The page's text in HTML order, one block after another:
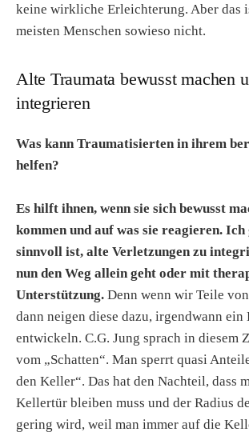
keine wirkliche Erleichterung. Aber das
meisten Menschen sowieso nicht.
Alte Traumata bewusst machen
integrieren
Was kann Traumatisierten in ihrem
helfen?
Es hilft ihnen, wenn sie sich bewusst
kommen und auf was sie reagieren. Ich
sinnvoll ist, alte Verletzungen zu
nun den Weg allein geht oder mit
Unterstützung. Denn wenn wir Teile
dann neigen diese dazu, irgendwann ein
entwickeln. C.G. Jung sprach in diesem
vom „Schatten“. Man sperrt quasi
den Keller“. Das hat den Nachteil, dass
Kellertür bleiben muss und der Radius
gering wird, weil man immer auf die